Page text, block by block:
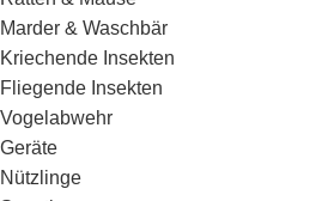
Marder & Waschbär
Kriechende Insekten
Fliegende Insekten
Vogelabwehr
Geräte
Nützlinge